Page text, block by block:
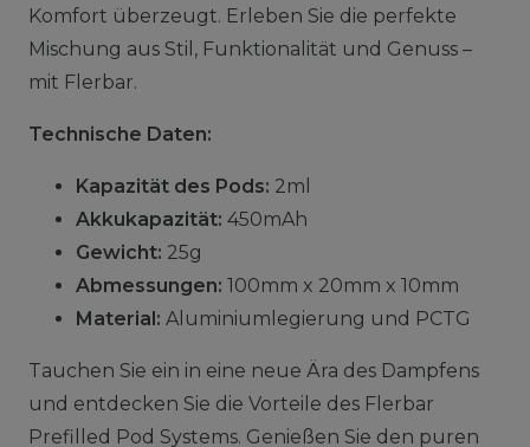
Komfort überzeugt. Erleben Sie die perfekte
Mischung aus Stil, Funktionalität und Genuss –
mit Flerbar.
Technische Daten:
Kapazität des Pods: 2ml
Akkukapazität: 450mAh
Gewicht: 25g
Abmessungen: 100mm x 20mm x 10mm
Material: Aluminiumlegierung und PCTG
Tauchen Sie ein in eine neue Ära des Dampfens
und entdecken Sie die Vorteile des Flerbar
Prefilled Pod Systems. Genießen Sie den puren